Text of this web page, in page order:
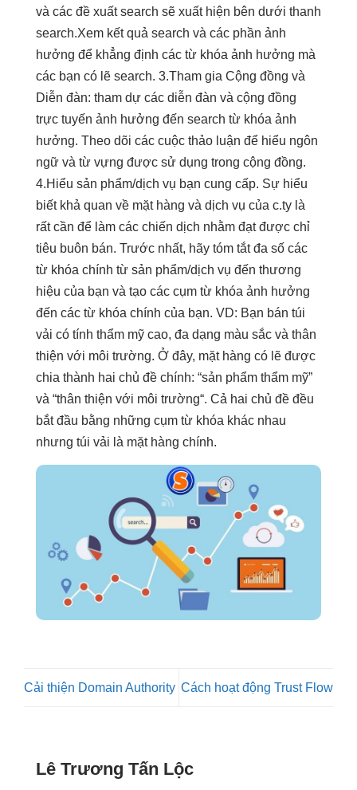
và các đề xuất search sẽ xuất hiện bên dưới thanh
search.Xem kết quả search và các phần ảnh
hưởng để khẳng định các từ khóa ảnh hưởng mà
các bạn có lẽ search. 3.Tham gia Cộng đồng và
Diễn đàn: tham dự các diễn đàn và cộng đồng
trực tuyến ảnh hưởng đến search từ khóa ảnh
hưởng. Theo dõi các cuộc thảo luận để hiểu ngôn
ngữ và từ vựng được sử dụng trong cộng đồng.
4.Hiểu sản phẩm/dịch vụ bạn cung cấp. Sự hiểu
biết khả quan về mặt hàng và dịch vụ của c.ty là
rất cần để làm các chiến dịch nhằm đạt được chỉ
tiêu buôn bán. Trước nhất, hãy tóm tắt đa số các
từ khóa chính từ sản phẩm/dịch vụ đến thương
hiệu của bạn và tạo các cụm từ khóa ảnh hưởng
đến các từ khóa chính của bạn. VD: Bạn bán túi
vải có tính thẩm mỹ cao, đa dạng màu sắc và thân
thiện với môi trường. Ở đây, mặt hàng có lẽ được
chia thành hai chủ đề chính: “sản phẩm thẩm mỹ”
và “thân thiện với môi trường“. Cả hai chủ đề đều
bắt đầu bằng những cụm từ khóa khác nhau
nhưng túi vải là mặt hàng chính.
Cải thiện Domain Authority Cách hoạt động Trust Flow
Lê Trương Tấn Lộc